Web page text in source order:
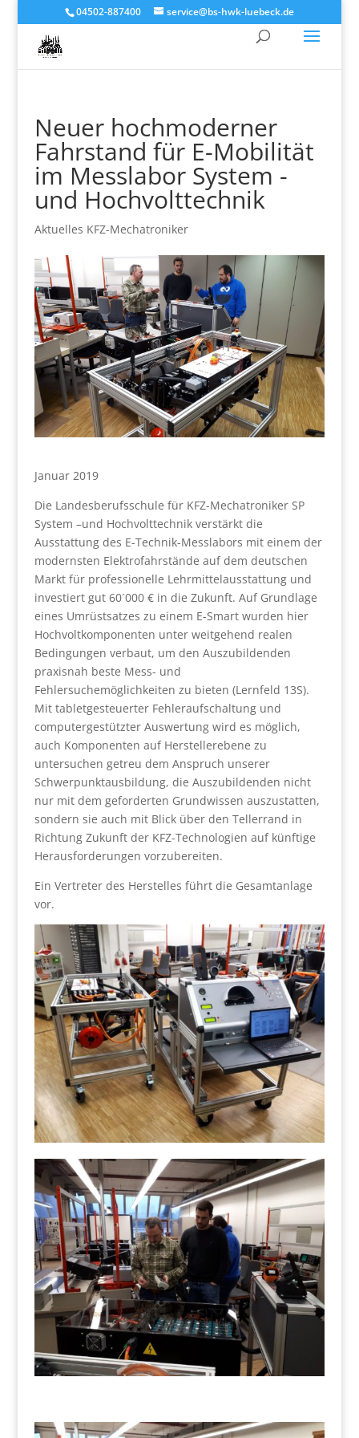
04502-887400 service@bs-hwk-luebeck.de
Neuer hochmoderner
Fahrstand für E-Mobilität
im Messlabor System -
und Hochvolttechnik
Aktuelles KFZ-Mechatroniker
Januar 2019
Die Landesberufsschule für KFZ-Mechatroniker SP
System –und Hochvolttechnik verstärkt die
Ausstattung des E-Technik-Messlabors mit einem der
modernsten Elektrofahrstände auf dem deutschen
Markt für professionelle Lehrmittelausstattung und
investiert gut 60´000 € in die Zukunft. Auf Grundlage
eines Umrüstsatzes zu einem E-Smart wurden hier
Hochvoltkomponenten unter weitgehend realen
Bedingungen verbaut, um den Auszubildenden
praxisnah beste Mess- und
Fehlersuchemöglichkeiten zu bieten (Lernfeld 13S).
Mit tabletgesteuerter Fehleraufschaltung und
computergestützter Auswertung wird es möglich,
auch Komponenten auf Herstellerebene zu
untersuchen getreu dem Anspruch unserer
Schwerpunktausbildung, die Auszubildenden nicht
nur mit dem geforderten Grundwissen auszustatten,
sondern sie auch mit Blick über den Tellerrand in
Richtung Zukunft der KFZ-Technologien auf künftige
Herausforderungen vorzubereiten.
Ein Vertreter des Herstelles führt die Gesamtanlage
vor.